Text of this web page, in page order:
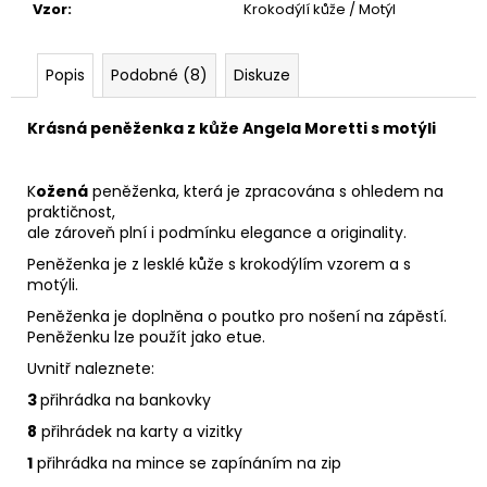
Vzor: Krokodýlí kůže / Motýl
Popis Podobné (8) Diskuze
Krásná peněženka z kůže Angela Moretti s motýli
Kožená peněženka, která je zpracována s ohledem na
praktičnost,
ale zároveň plní i podmínku elegance a originality.
Peněženka je z lesklé kůže s krokodýlím vzorem a s
motýli.
Peněženka je doplněna o poutko pro nošení na zápěstí.
Peněženku lze použít jako etue.
Uvnitř naleznete:
3přihrádka na bankovky
8 přihrádek na karty a vizitky
1 přihrádka na mince se zapínáním na zip